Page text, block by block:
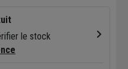
le stock